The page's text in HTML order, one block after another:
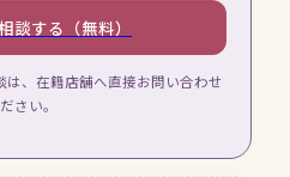
談する（無料）
は、在籍店舗へ直接お問い合わせ
さい。